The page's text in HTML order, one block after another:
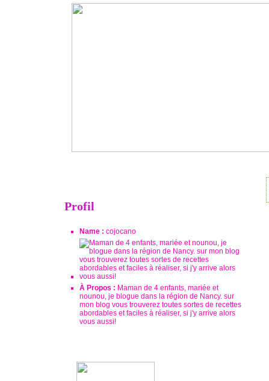
Profil
Name : cojocano
À Propos : Maman de 4 enfants, mariée et
nounou, je blogue dans la région de Nancy. sur
mon blog vous trouverez toutes sortes de recettes
abordables et faciles à réaliser, si j'y arrive alors
vous aussi!